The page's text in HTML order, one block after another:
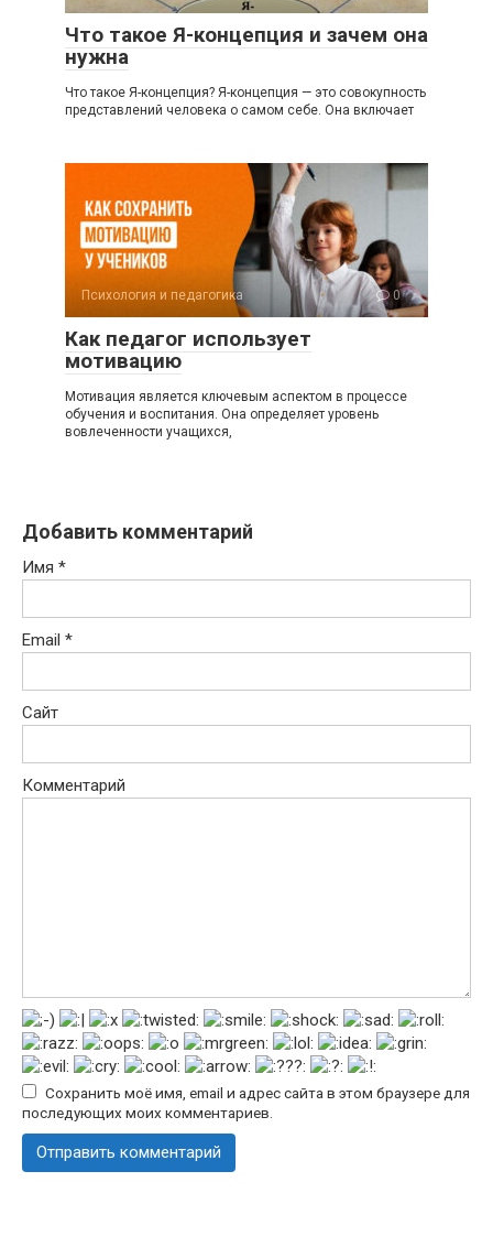
Что такое Я-концепция и зачем она
нужна
Что такое Я-концепция? Я-концепция — это совокупность
представлений человека о самом себе. Она включает
Психология и педагогика 0
Как педагог использует
мотивацию
Мотивация является ключевым аспектом в процессе
обучения и воспитания. Она определяет уровень
вовлеченности учащихся,
Добавить комментарий
Имя *
Email *
Сайт
Комментарий
Сохранить моё имя, email и адрес сайта в этом браузере для
последующих моих комментариев.